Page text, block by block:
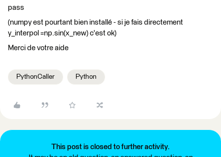
pass
(numpy est pourtant bien installé - si je fais directement
y_interpol =np.sin(x_new) c'est ok)
Merci de votre aide
PythonCaller Python
This post is closed to further activity.